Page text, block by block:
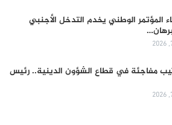
المؤتمر الوطني يخدم التدخل الأجنبي
مفاجئة في قطاع الشؤون الدينية.. رئيس